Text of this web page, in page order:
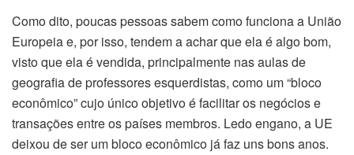
Como dito, poucas pessoas sabem como funciona a União
Europeia e, por isso, tendem a achar que ela é algo bom,
visto que ela é vendida, principalmente nas aulas de
geografia de professores esquerdistas, como um “bloco
econômico” cujo único objetivo é facilitar os negócios e
transações entre os países membros. Ledo engano, a UE
deixou de ser um bloco econômico já faz uns bons anos.